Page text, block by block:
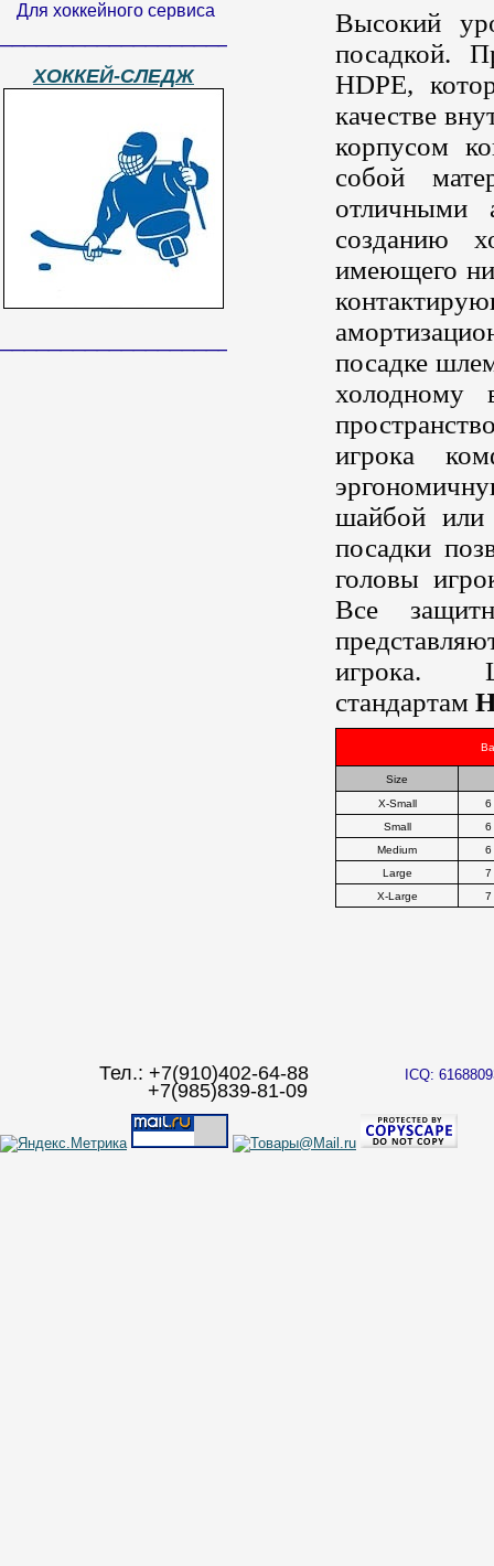
Для хоккейного сервиса
______________________________
ХОККЕЙ-СЛЕДЖ
______________________________
Высокий
посадкой.
HDPE,
качестве
корпусом
собой
отличными
созданию
имеющего
посадке
холодному
игрока
шайбой или
посадки
головы
Все
игрока.
стандартам
Size
X-Small
6
Small
6
Medium
6
Large
7
X-Large
7
Тел.: +7(910)402-64-88
+7(985)839-81-09
ICQ: